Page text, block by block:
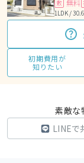
敷 無料
1LDK /
初期費用が
知りたい
素敵な
LINEで